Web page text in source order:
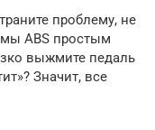
проблему, не
ABS простым
выжмите педаль
Значит, все